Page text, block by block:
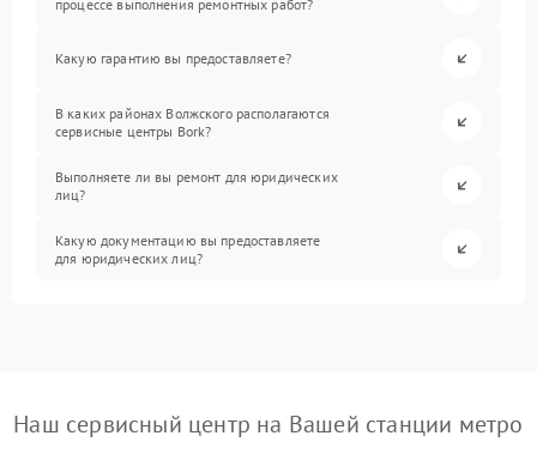
процессе выполнения ремонтных работ?
Какую гарантию вы предоставляете?
В каких районах Волжского располагаются
сервисные центры Bork?
Выполняете ли вы ремонт для юридических
лиц?
Какую документацию вы предоставляете
для юридических лиц?
Наш сервисный центр на Вашей станции метро